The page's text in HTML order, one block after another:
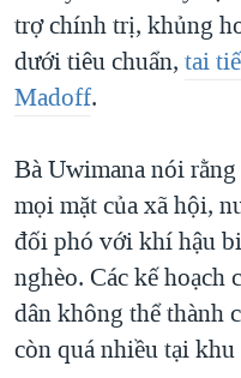
trợ chính trị, khủng
dưới tiêu chuẩn, tai
Madoff.
Bà Uwimana nói
mọi mặt của xã hội,
đối phó với khí hậu
nghèo. Các kế hoạch
dân không thể thành
còn quá nhiều tại